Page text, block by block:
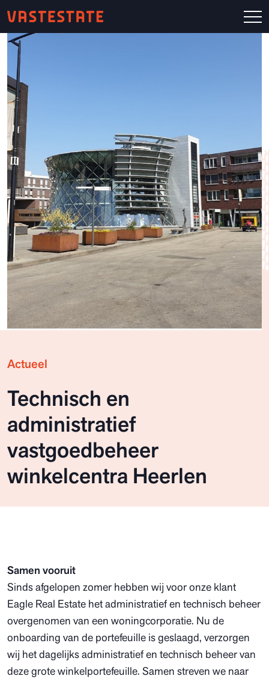
Actueel
Technisch en
administratief
vastgoedbeheer
winkelcentra Heerlen
Samen vooruit
Sinds afgelopen zomer hebben wij voor onze klant
Eagle Real Estate het administratief en technisch beheer
overgenomen van een woningcorporatie. Nu de
onboarding van de portefeuille is geslaagd, verzorgen
wij het dagelijks administratief en technisch beheer van
deze grote winkelportefeuille. Samen streven we naar